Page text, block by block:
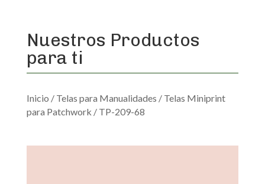
Nuestros Productos
para ti
Inicio / Telas para Manualidades / Telas Miniprint
para Patchwork / TP-209-68